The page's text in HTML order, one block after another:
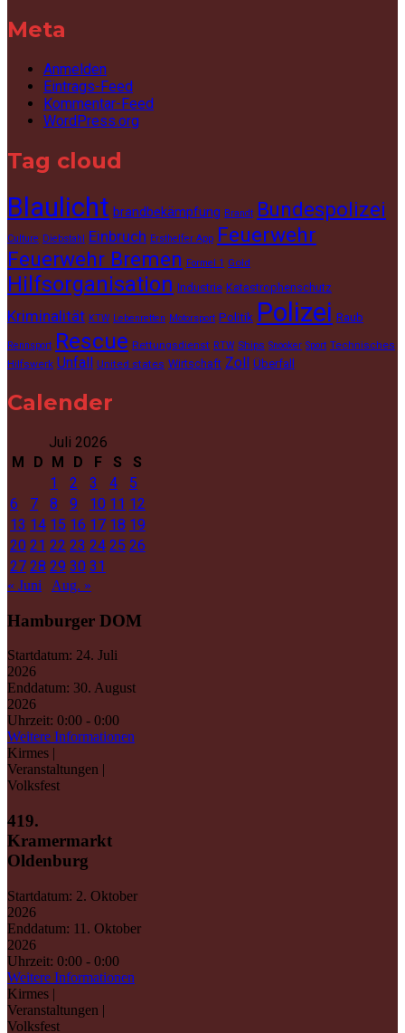
Meta
Anmelden
Eintrags-Feed
Kommentar-Feed
WordPress.org
Tag cloud
Blaulicht brandbekämpfung Brandt Bundespolizei
Culture Diebstahl Einbruch Ersthelfer App Feuerwehr
Feuerwehr Bremen Formel 1 Gold
Hilfsorganisation Industrie Katastrophenschutz
Kriminalität KTW Lebenretten Motorsport Politik Polizei Raub
Rennsport Rescue Rettungsdienst RTW Ships Snooker Sport Technisches
Hilfswerk Unfall United states Wirtschaft Zoll Überfall
Calender
Juli 2026
M
D M D F S
S
1
2 3 4
5
6
7 8 9 10 11 12
13 14 15 16 17 18 19
20 21 22 23 24 25 26
27 28 29 30 31
« Juni Aug. »
Hamburger DOM
Startdatum: 24. Juli
2026
Enddatum: 30. August
2026
Uhrzeit: 0:00 - 0:00
Weitere Informationen
Kirmes |
Veranstaltungen |
Volksfest
419.
Kramermarkt
Oldenburg
Startdatum: 2. Oktober
2026
Enddatum: 11. Oktober
2026
Uhrzeit: 0:00 - 0:00
Weitere Informationen
Kirmes |
Veranstaltungen |
Volksfest